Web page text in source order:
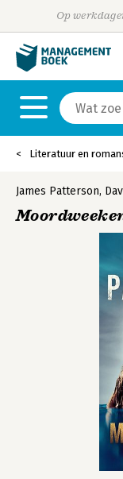
Op
Literatuur en
James Patterson,